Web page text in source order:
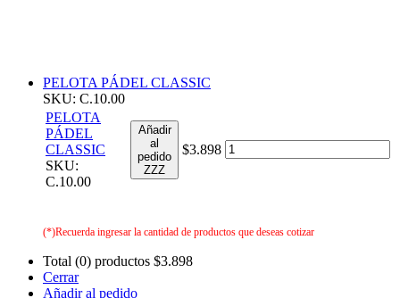
PELOTA PÁDEL CLASSIC
SKU: C.10.00
PELOTA
PÁDEL
CLASSIC
SKU:
C.10.00
Añadir
al
pedido
ZZZ
$3.898
(*)Recuerda ingresar la cantidad de productos que deseas cotizar
Total (0) productos $3.898
Cerrar
Añadir al pedido